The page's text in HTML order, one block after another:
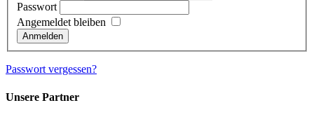
Passwort
Angemeldet bleiben
Passwort vergessen?
Unsere Partner